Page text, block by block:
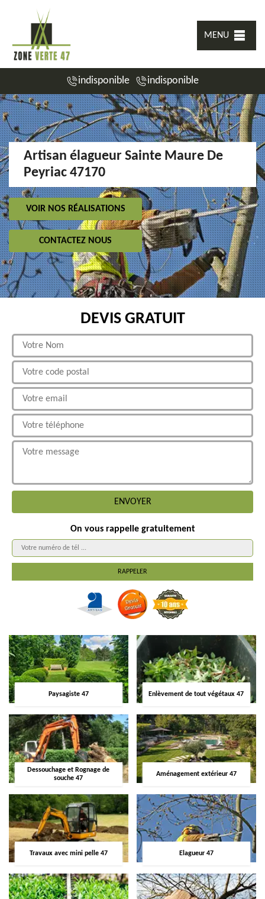
MENU
indisponible indisponible
Artisan élagueur Sainte Maure De
Peyriac 47170
VOIR NOS RÉALISATIONS
CONTACTEZ NOUS
DEVIS GRATUIT
On vous rappelle gratuitement
Paysagiste 47 Enlèvement de tout végétaux 47
Dessouchage et Rognage de
souche 47
Aménagement extérieur 47
Travaux avec mini pelle 47 Elagueur 47